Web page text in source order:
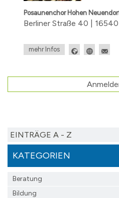
Posaunenchor Hohen
Berliner Straße 40 |
mehr Infos
EINTRÄGE A - Z
KATEGORIEN
Beratung
Bildung